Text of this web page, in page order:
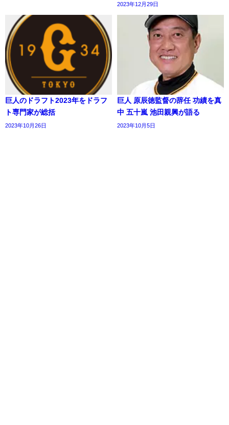
2023年12月29日
巨人のドラフト2023年をドラフ
ト専門家が総括
2023年10月26日
巨人 原辰徳監督の辞任 功績を真
中 五十嵐 池田親興が語る
2023年10月5日